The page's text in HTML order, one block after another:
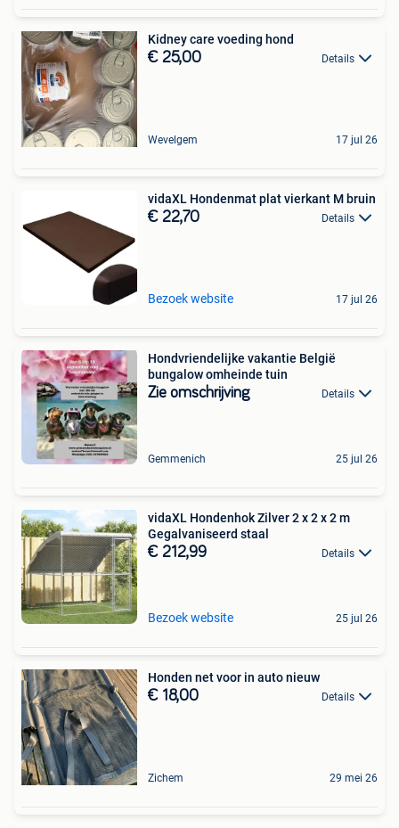
Kidney care voeding hond
€ 25,00 Details
Wevelgem 17 jul 26
vidaXL Hondenmat plat vierkant M bruin
€ 22,70 Details
Bezoek website 17 jul 26
Hondvriendelijke vakantie België
bungalow omheinde tuin
Zie omschrijving Details
Gemmenich 25 jul 26
vidaXL Hondenhok Zilver 2 x 2 x 2 m
Gegalvaniseerd staal
€ 212,99 Details
Bezoek website 25 jul 26
Honden net voor in auto nieuw
€ 18,00 Details
Zichem 29 mei 26